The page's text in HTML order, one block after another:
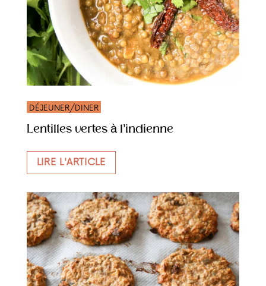
DÉJEUNER/DINER
Lentilles vertes à l’indienne
LIRE L'ARTICLE